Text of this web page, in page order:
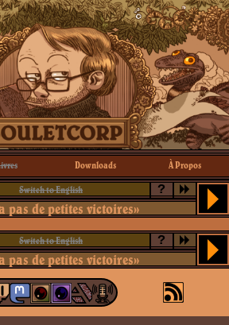
Downloads À Propos
Switch to English ?
pas de petites victoires»
Switch to English ?
pas de petites victoires»